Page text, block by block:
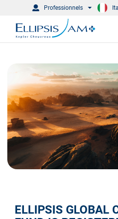
Professionnels
ELLIPSIS GLOBAL